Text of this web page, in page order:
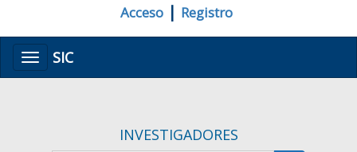
Acceso | Registro
MenúSIC
INVESTIGADORES